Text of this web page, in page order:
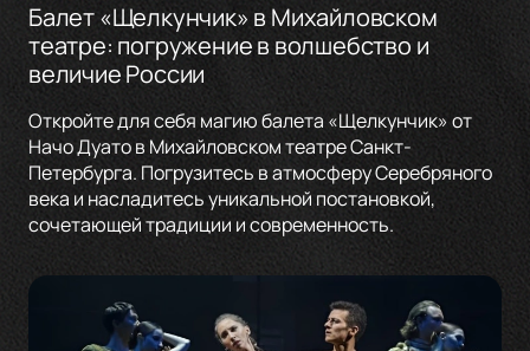
Балет «Щелкунчик» в Михайловском
театре: погружение в волшебство и
величие России
Откройте для себя магию балета «Щелкунчик» от
Начо Дуато в Михайловском театре Санкт-
Петербурга. Погрузитесь в атмосферу Серебряного
века и насладитесь уникальной постановкой,
сочетающей традиции и современность.